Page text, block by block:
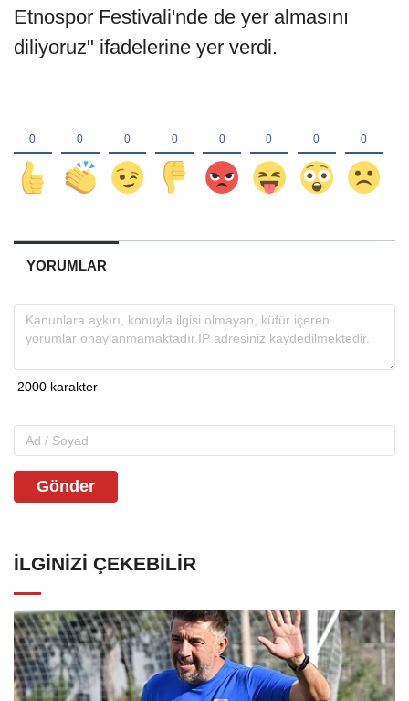
Etnospor Festivali'nde de yer almasını
diliyoruz" ifadelerine yer verdi.
YORUMLAR
Gönder
İLGINIZI ÇEKEBILIR